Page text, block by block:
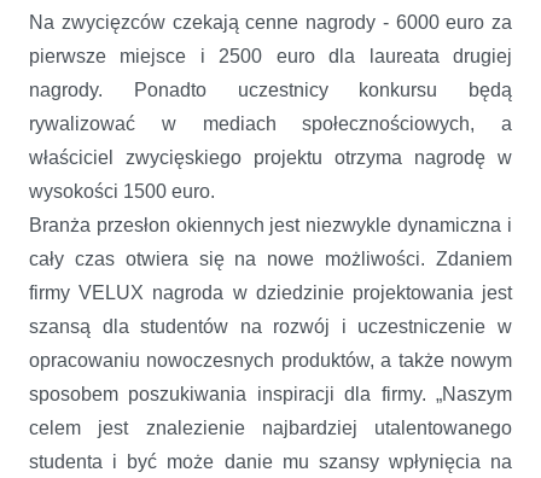
Na zwycięzców czekają cenne nagrody - 6000 euro za
pierwsze miejsce i 2500 euro dla laureata drugiej
nagrody. Ponadto uczestnicy konkursu będą
rywalizować w mediach społecznościowych, a
właściciel zwycięskiego projektu otrzyma nagrodę w
wysokości 1500 euro.
Branża przesłon okiennych jest niezwykle dynamiczna i
cały czas otwiera się na nowe możliwości. Zdaniem
firmy VELUX nagroda w dziedzinie projektowania jest
szansą dla studentów na rozwój i uczestniczenie w
opracowaniu nowoczesnych produktów, a także nowym
sposobem poszukiwania inspiracji dla firmy. „Naszym
celem jest znalezienie najbardziej utalentowanego
studenta i być może danie mu szansy wpłynięcia na